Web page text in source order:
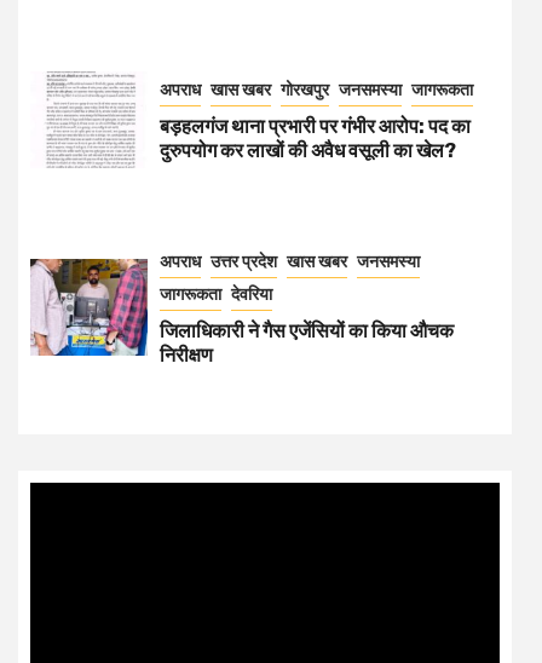
अपराध खास खबर गोरखपुर जनसमस्या जागरूकता
बड़हलगंज थाना प्रभारी पर गंभीर आरोप: पद का
दुरुपयोग कर लाखों की अवैध वसूली का खेल?
अपराध उत्तर प्रदेश खास खबर जनसमस्या
जागरूकता देवरिया
जिलाधिकारी ने गैस एजेंसियों का किया औचक
निरीक्षण